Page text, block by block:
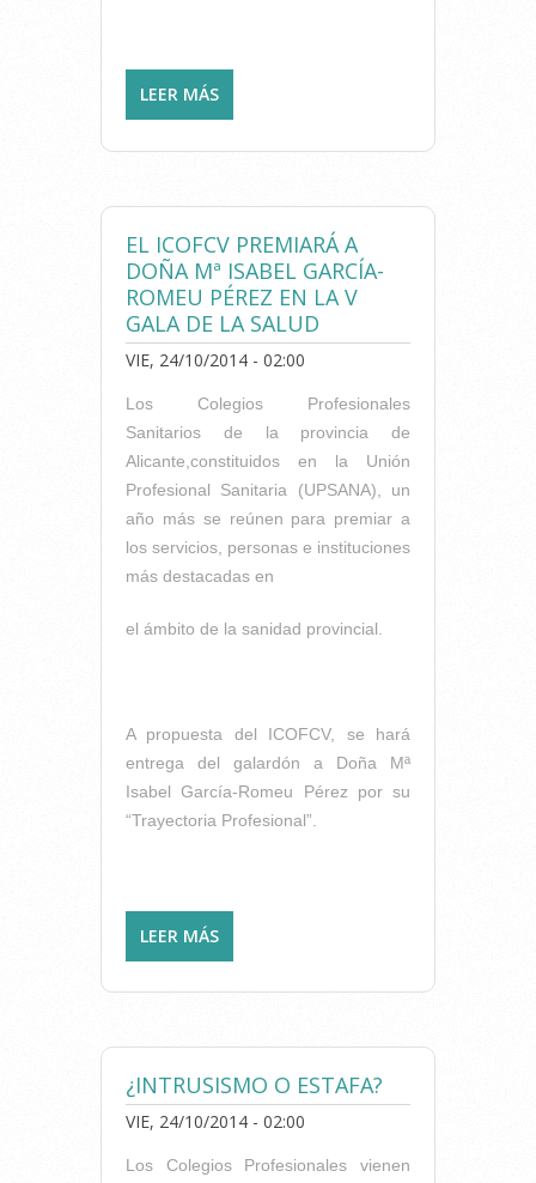
LEER MÁS
ESPERANZA EN LA
RECUPERACIÓN DE UN
EL ICOFCV PREMIARÁ A
DOÑA Mª ISABEL GARCÍA-
ROMEU PÉREZ EN LA V
GALA DE LA SALUD
VIE, 24/10/2014 - 02:00
Los Colegios Profesionales
Sanitarios de la provincia de
Alicante,constituidos en la Unión
Profesional Sanitaria (UPSANA), un
año más se reúnen para premiar a
los servicios, personas e instituciones
más destacadas en
el ámbito de la sanidad provincial.
A propuesta del ICOFCV, se hará
entrega del galardón a Doña Mª
Isabel García-Romeu Pérez por su
“Trayectoria Profesional”.
LEER MÁS
A DOÑA Mª ISABEL GARCÍA-
ROMEU PÉREZ EN LA V
¿INTRUSISMO O ESTAFA?
VIE, 24/10/2014 - 02:00
Los Colegios Profesionales vienen